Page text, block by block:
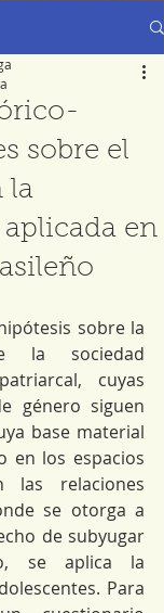
sobre el
la
en
sobre la
la sociedad
cuyas
género siguen
base material
en los espacios
las relaciones
se otorga a
de subyugar
se aplica la
Para